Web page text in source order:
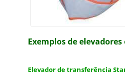
Exemplos de
Elevador de transferência